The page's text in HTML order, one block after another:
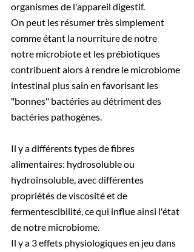
organismes de l'appareil digestif.
On peut les résumer très simplement
comme étant la nourriture de notre
notre microbiote et les prébiotiques
contribuent alors à rendre le microbiome
intestinal plus sain en favorisant les
"bonnes" bactéries au détriment des
bactéries pathogènes.
Il y a différents types de fibres
alimentaires: hydrosoluble ou
hydroinsoluble, avec différentes
propriétés de viscosité et de
fermentescibilité, ce qui influe ainsi l'état
de notre microbiome.
Il y a 3 effets physiologiques en jeu dans